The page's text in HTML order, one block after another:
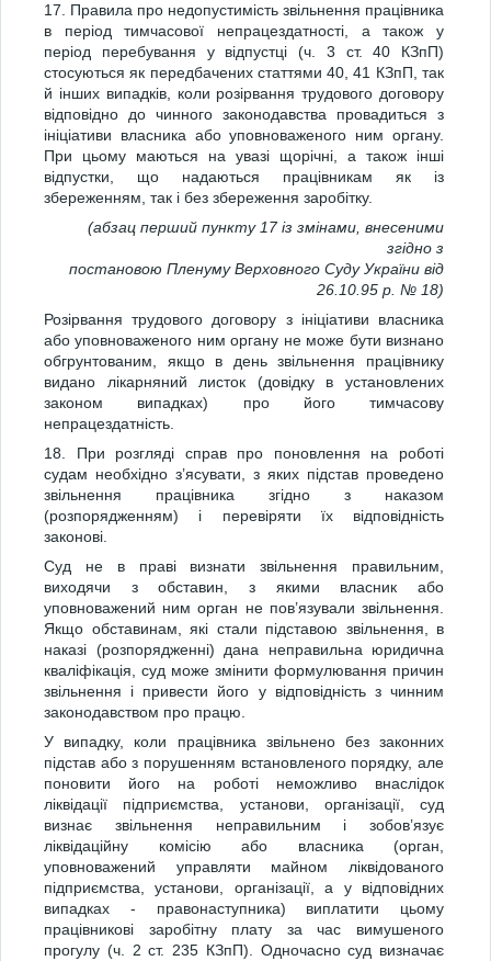
17. Правила про недопустимість звільнення працівника
в період тимчасової непрацездатності, а також у
період перебування у відпустці (ч. 3 ст. 40 КЗпП)
стосуються як передбачених статтями 40, 41 КЗпП, так
й інших випадків, коли розірвання трудового договору
відповідно до чинного законодавства провадиться з
ініціативи власника або уповноваженого ним органу.
При цьому маються на увазі щорічні, а також інші
відпустки, що надаються працівникам як із
збереженням, так і без збереження заробітку.
(абзац перший пункту 17 із змінами, внесеними
згідно з
постановою Пленуму Верховного Суду України від
26.10.95 р. № 18)
Розірвання трудового договору з ініціативи власника
або уповноваженого ним органу не може бути визнано
обгрунтованим, якщо в день звільнення працівнику
видано лікарняний листок (довідку в установлених
законом випадках) про його тимчасову
непрацездатність.
18. При розгляді справ про поновлення на роботі
судам необхідно з’ясувати, з яких підстав проведено
звільнення працівника згідно з наказом
(розпорядженням) і перевіряти їх відповідність
законові.
Суд не в праві визнати звільнення правильним,
виходячи з обставин, з якими власник або
уповноважений ним орган не пов’язували звільнення.
Якщо обставинам, які стали підставою звільнення, в
наказі (розпорядженні) дана неправильна юридична
кваліфікація, суд може змінити формулювання причин
звільнення і привести його у відповідність з чинним
законодавством про працю.
У випадку, коли працівника звільнено без законних
підстав або з порушенням встановленого порядку, але
поновити його на роботі неможливо внаслідок
ліквідації підприємства, установи, організації, суд
визнає звільнення неправильним і зобов’язує
ліквідаційну комісію або власника (орган,
уповноважений управляти майном ліквідованого
підприємства, установи, організації, а у відповідних
випадках - правонаступника) виплатити цьому
працівникові заробітну плату за час вимушеного
прогулу (ч. 2 ст. 235 КЗпП). Одночасно суд визначає